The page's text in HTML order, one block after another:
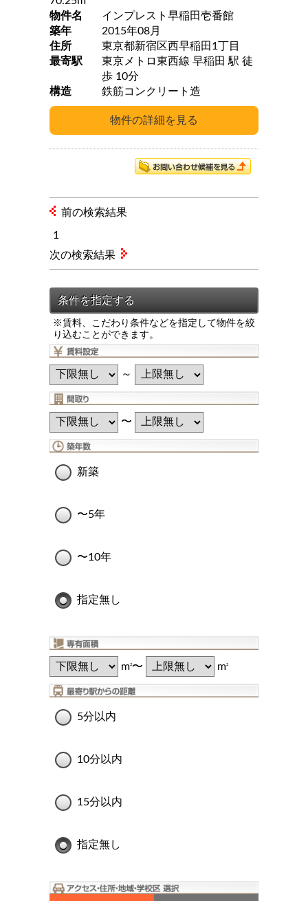
※賃料、こだわり条件などを指定して物件を絞
り込むことができます。
～
〜
新築
〜5年
〜10年
指定無し
m2〜 m2
5分以内
10分以内
15分以内
指定無し
物件名
インプレスト早稲田壱番館
築年
2015年08月
住所
東京都新宿区西早稲田1丁目
最寄駅
東京メトロ東西線 早稲田 駅 徒
歩 10分
構造
鉄筋コンクリート造
前の検索結果
1